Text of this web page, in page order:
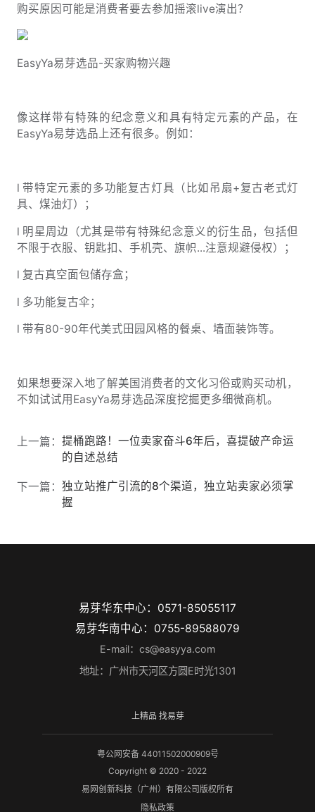
购买原因可能是消费者要去参加摇滚live演出？
EasyYa易芽选品-买家购物兴趣
像这样带有特殊的纪念意义和具有特定元素的产品，在
EasyYa易芽选品上还有很多。例如：
l 带特定元素的多功能复古灯具（比如吊扇+复古老式灯
具、煤油灯）；
l 明星周边（尤其是带有特殊纪念意义的衍生品，包括但
不限于衣服、钥匙扣、手机壳、旗帜...注意规避侵权）；
l 复古真空面包储存盒；
l 多功能复古伞；
l 带有80-90年代美式田园风格的餐桌、墙面装饰等。
如果想要深入地了解美国消费者的文化习俗或购买动机，
不如试试用EasyYa易芽选品深度挖掘更多细微商机。
上一篇： 提桶跑路！一位卖家奋斗6年后，喜提破产命运
的自述总结
下一篇： 独立站推广引流的8个渠道，独立站卖家必须掌
握
易芽华东中心：0571-85055117
易芽华南中心：0755-89588079
E-mail：cs@easyya.com
地址：广州市天河区方圆E时光1301
上精品 找易芽
粤公网安备 44011502000909号
Copyright © 2020 - 2022
易网创新科技（广州）有限公司版权所有
隐私政策